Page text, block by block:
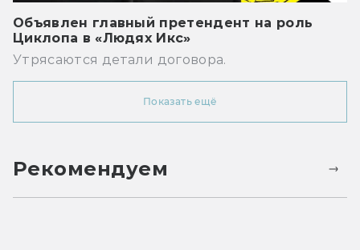
Объявлен главный претендент на роль
Циклопа в «Людях Икс»
Утрясаются детали договора.
Показать ещё
Рекомендуем